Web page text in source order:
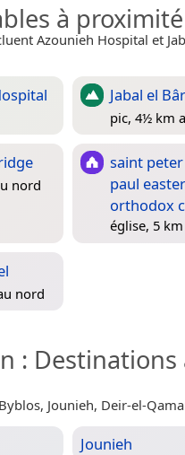
à proximité
Azounieh Hospital et
Jabal el
pic, 4½ km
nord
saint
paul
orthodox
église, 5
nord
: Destinations
Jounieh, Deir-el-
Jounieh